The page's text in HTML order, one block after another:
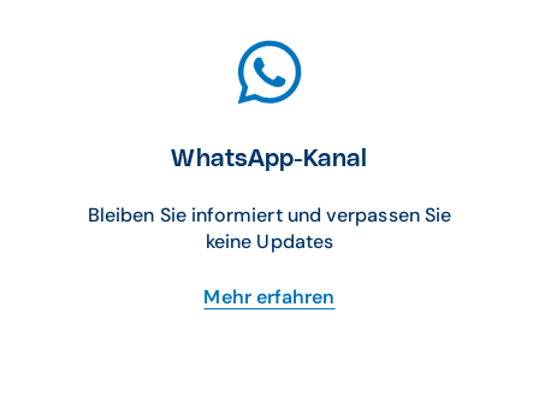
WhatsApp-Kanal
Bleiben Sie informiert und verpassen Sie
keine Updates
Mehr erfahren